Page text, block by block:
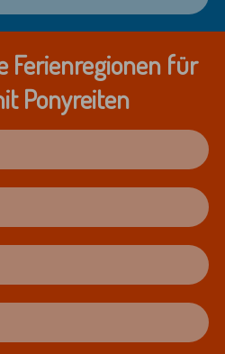
Ferienregionen für
Ponyreiten